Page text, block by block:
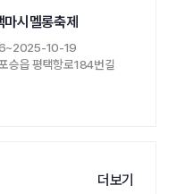
시멜롱축제
10-19
승읍 평택항로184번길
더보기